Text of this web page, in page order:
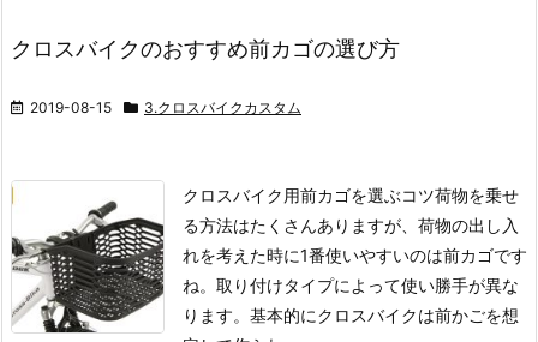
クロスバイクのおすすめ前カゴの選び方
2019-08-15 3.クロスバイクカスタム
クロスバイク用前カゴを選ぶコツ荷物を乗せ
る方法はたくさんありますが、荷物の出し入
れを考えた時に1番使いやすいのは前カゴです
ね。 取り付けタイプによって使い勝手が異な
ります。 基本的にクロスバイクは前かごを想